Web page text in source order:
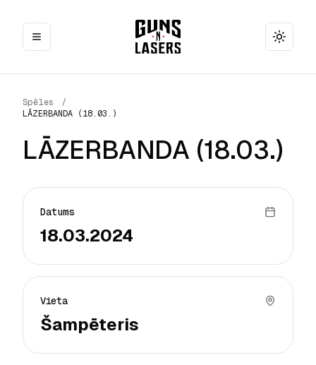
Toggle
Spēles
/
LĀZERBANDA (18.03.)
LĀZERBANDA (18.03.)
Datums
18.03.2024
Vieta
Šampēteris